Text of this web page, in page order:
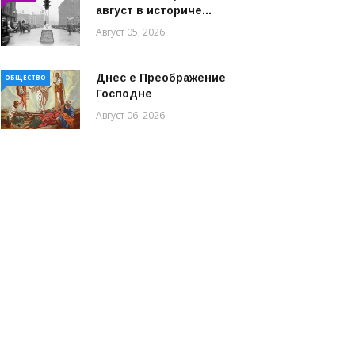
август в историче...
Август 05, 2026
ОБЩЕСТВО
Днес е Преображение
Господне
Август 06, 2026